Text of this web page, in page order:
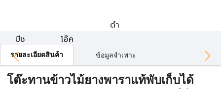
บีช โอ๊ค
ดำ
รายละเอียดสินค้า ข้อมูลจำเพาะ
โต๊ะทานข้าวไม้ยางพาราแท้พับเก็บได้